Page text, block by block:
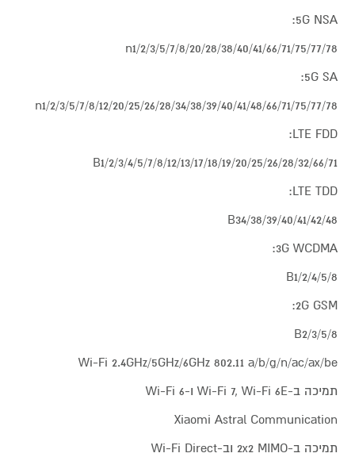
5G NSA:
n1/2/3/5/7/8/20/28/38/40/41/66/71/75/77/78
5G SA:
n1/2/3/5/7/8/12/20/25/26/28/34/38/39/40/41/48/66/71/75/77/78
LTE FDD:
B1/2/3/4/5/7/8/12/13/17/18/19/20/25/26/28/32/66/71
LTE TDD:
B34/38/39/40/41/42/48
3G WCDMA:
B1/2/4/5/8
2G GSM:
B2/3/5/8
Wi-Fi 2.4GHz/5GHz/6GHz 802.11 a/b/g/n/ac/ax/be
תמיכה ב-Wi-Fi 7, Wi-Fi 6E ו-Wi-Fi 6
Xiaomi Astral Communication
תמיכה ב-2x2 MIMO וב-Wi-Fi Direct